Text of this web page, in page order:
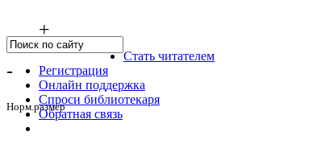
+
-
Норм.размер
Стать читателем
Регистрация
Онлайн поддержка
Спроси библиотекаря
Обратная связь